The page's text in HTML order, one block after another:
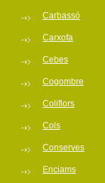
Carbassó
Carxofa
Cebes
Cogombre
Coliflors
Cols
Conserves
Enciams